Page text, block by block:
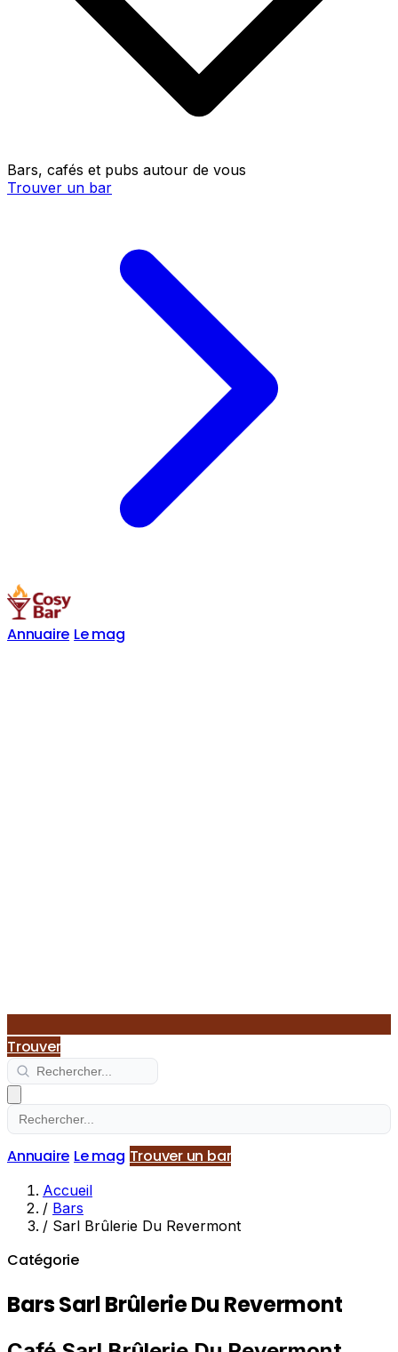
Bars, cafés et pubs autour de vous
Trouver un bar
Annuaire Le mag
Trouver
Annuaire Le mag Trouver un bar
Accueil
/ Bars
/ Sarl Brûlerie Du Revermont
Catégorie
Bars Sarl Brûlerie Du Revermont